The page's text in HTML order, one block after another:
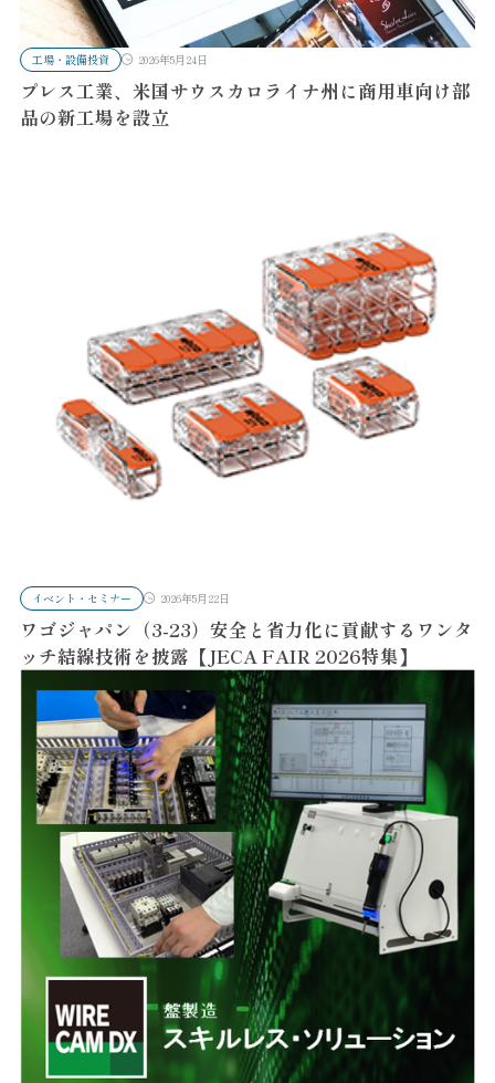
工場・設備投資 2026年5月24日
プレス工業、米国サウスカロライナ州に商用車向け部
品の新工場を設立
イベント・セミナー 2026年5月22日
ワゴジャパン（3-23）安全と省力化に貢献するワンタ
ッチ結線技術を披露【JECA FAIR 2026特集】